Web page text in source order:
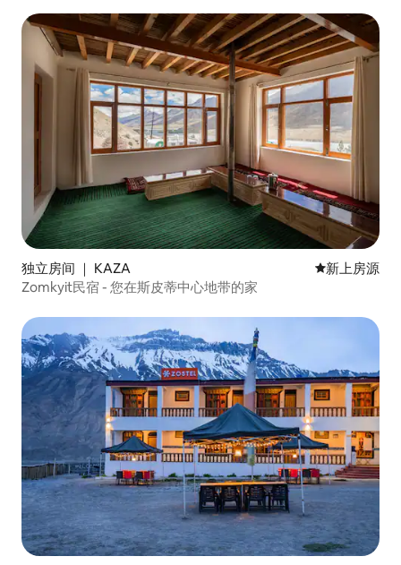
独立房间 ｜ KAZA 新房源
新上房源
Zomkyit民宿 - 您在斯皮蒂中心地带的家